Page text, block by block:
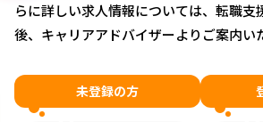
らに詳しい求人情報については、転職支
後、キャリアアドバイザーよりご案内い
未登録の方